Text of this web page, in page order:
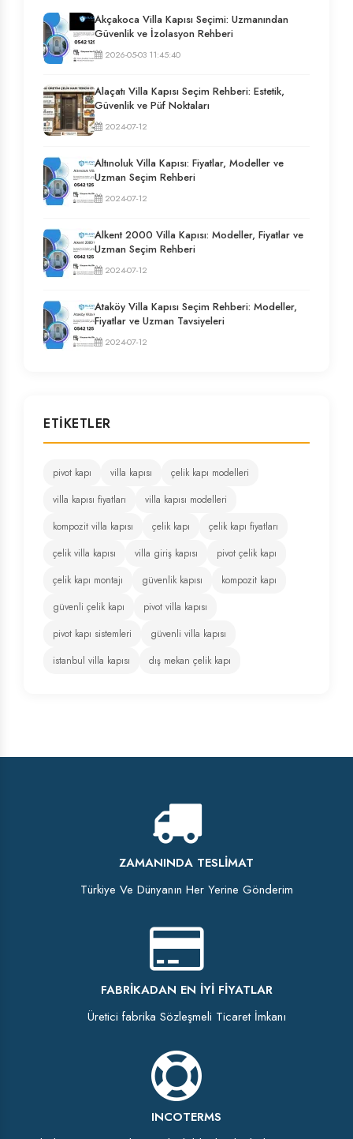
Akçakoca Villa Kapısı Seçimi: Uzmanından
Güvenlik ve İzolasyon Rehberi
2026-05-03 11:45:40
Alaçatı Villa Kapısı Seçim Rehberi: Estetik,
Güvenlik ve Püf Noktaları
2024-07-12
Altınoluk Villa Kapısı: Fiyatlar, Modeller ve
Uzman Seçim Rehberi
2024-07-12
Alkent 2000 Villa Kapısı: Modeller, Fiyatlar ve
Uzman Seçim Rehberi
2024-07-12
Ataköy Villa Kapısı Seçim Rehberi: Modeller,
Fiyatlar ve Uzman Tavsiyeleri
2024-07-12
ETIKETLER
pivot kapı villa kapısı
çelik kapı modelleri
villa kapısı fiyatları
villa kapısı modelleri
kompozit villa kapısı
çelik kapı
çelik kapı fiyatları
çelik villa kapısı
villa giriş kapısı
pivot çelik kapı
çelik kapı montajı
güvenlik kapısı
kompozit kapı
güvenli çelik kapı
pivot villa kapısı
pivot kapı sistemleri
güvenli villa kapısı
istanbul villa kapısı
dış mekan çelik kapı
ZAMANINDA TESLIMAT
Türkiye Ve Dünyanın Her Yerine Gönderim
FABRIKADAN EN İYI FIYATLAR
Üretici fabrika Sözleşmeli Ticaret İmkanı
INCOTERMS